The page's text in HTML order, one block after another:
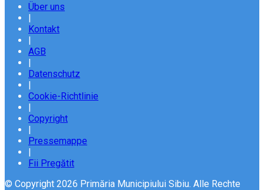
Über uns
|
Kontakt
|
AGB
|
Datenschutz
|
Cookie-Richtlinie
|
Copyright
|
Pressemappe
|
Fii Pregătit
© Copyright 2026 Primăria Municipiului Sibiu. Alle Rechte